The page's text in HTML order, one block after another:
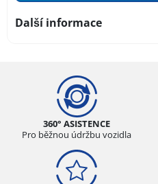
Další informace
360° ASISTENCE
Pro běžnou údržbu vozidla